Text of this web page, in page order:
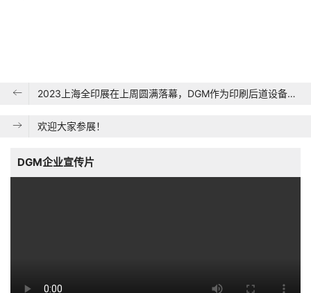
2023上海全印展在上周圆满落幕，DGM作为印刷后道设备生产商在本次展会上取得了令人骄傲的成果。展位面积高达300平米，吸引了众多参观者的目光。
欢迎大家参展！
DGM企业宣传片